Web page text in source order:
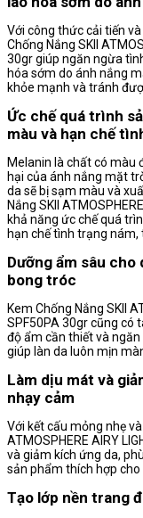
Với công thức cải tiến
Chống Nắng SKII
30gr giúp ngăn ngừa
hóa sớm do ánh nắng
khỏe mạnh và tránh
Ức chế quá trình
màu và hạn chế
Melanin là chất có màu
hại của ánh nắng mặt
da sẽ bị sạm màu và
Nắng SKII
khả năng ức chế quá
hạn chế tình trạng nám,
Dưỡng ẩm sâu
bong tróc
Kem Chống Nắng SKII
SPF50PA 30gr cũng có
độ ẩm cần thiết và
giúp làn da luôn mịn
Làm dịu mát và
nhạy cảm
Với kết cấu mỏng nhẹ
ATMOSPHERE AIRY
và giảm kích ứng da,
sản phẩm thích hợp cho
Tạo lớp nền trang